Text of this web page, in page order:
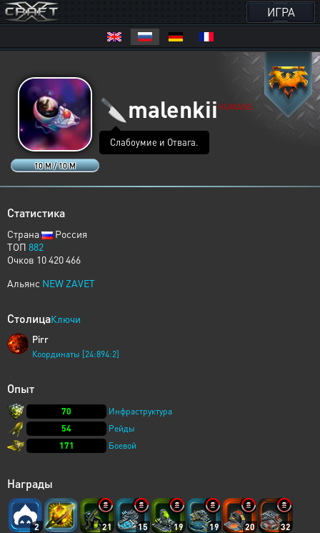
ИГРА
10 M / 10 M
🔪 malenkii HUMANS
Слабоумие и Отвага.
Статистика
Страна
Россия
ТОП 882
Очков 10 420 466
Альянс NEW ZAVET
СтолицаКлючи
Pirr
Координаты [24:894:2]
Опыт
70
Инфраструктура
54
Рейды
171
Боевой
Награды
2 21 15 19 19 20 32